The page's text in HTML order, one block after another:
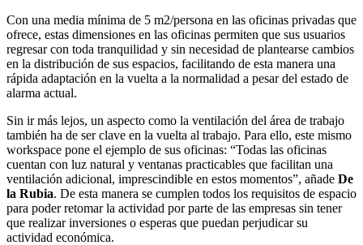
Con una media mínima de 5 m2/persona en las oficinas privadas que
ofrece, estas dimensiones en las oficinas permiten que sus usuarios
regresar con toda tranquilidad y sin necesidad de plantearse cambios
en la distribución de sus espacios, facilitando de esta manera una
rápida adaptación en la vuelta a la normalidad a pesar del estado de
alarma actual.
Sin ir más lejos, un aspecto como la ventilación del área de trabajo
también ha de ser clave en la vuelta al trabajo. Para ello, este mismo
workspace pone el ejemplo de sus oficinas: “Todas las oficinas
cuentan con luz natural y ventanas practicables que facilitan una
ventilación adicional, imprescindible en estos momentos”, añade De
la Rubia. De esta manera se cumplen todos los requisitos de espacio
para poder retomar la actividad por parte de las empresas sin tener
que realizar inversiones o esperas que puedan perjudicar su
actividad económica.